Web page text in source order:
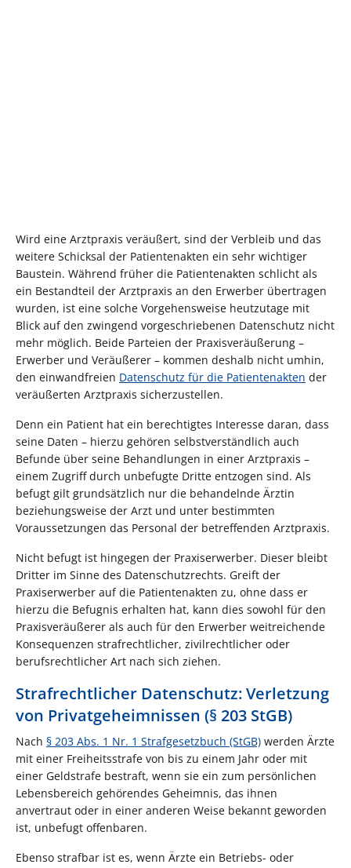
Wird eine Arztpraxis veräußert, sind der Verbleib und das
weitere Schicksal der Patientenakten ein sehr wichtiger
Baustein. Während früher die Patientenakten schlicht als
ein Bestandteil der Arztpraxis an den Erwerber übertragen
wurden, ist eine solche Vorgehensweise heutzutage mit
Blick auf den zwingend vorgeschriebenen Datenschutz nicht
mehr möglich. Beide Parteien der Praxisveräußerung –
Erwerber und Veräußerer – kommen deshalb nicht umhin,
den einwandfreien Datenschutz für die Patientenakten der
veräußerten Arztpraxis sicherzustellen.
Denn ein Patient hat ein berechtigtes Interesse daran, dass
seine Daten – hierzu gehören selbstverständlich auch
Befunde über seine Behandlungen in einer Arztpraxis –
einem Zugriff durch unbefugte Dritte entzogen sind. Als
befugt gilt grundsätzlich nur die behandelnde Ärztin
beziehungsweise der Arzt und unter bestimmten
Voraussetzungen das Personal der betreffenden Arztpraxis.
Nicht befugt ist hingegen der Praxiserwerber. Dieser bleibt
Dritter im Sinne des Datenschutzrechts. Greift der
Praxiserwerber auf die Patientenakten zu, ohne dass er
hierzu die Befugnis erhalten hat, kann dies sowohl für den
Praxisveräußerer als auch für den Erwerber weitreichende
Konsequenzen strafrechtlicher, zivilrechtlicher oder
berufsrechtlicher Art nach sich ziehen.
Strafrechtlicher Datenschutz: Verletzung
von Privatgeheimnissen (§ 203 StGB)
Nach § 203 Abs. 1 Nr. 1 Strafgesetzbuch (StGB) werden Ärzte
mit einer Freiheitsstrafe von bis zu einem Jahr oder mit
einer Geldstrafe bestraft, wenn sie ein zum persönlichen
Lebensbereich gehörendes Geheimnis, das ihnen
anvertraut oder in einer anderen Weise bekannt geworden
ist, unbefugt offenbaren.
Ebenso strafbar ist es, wenn Ärzte ein Betriebs- oder